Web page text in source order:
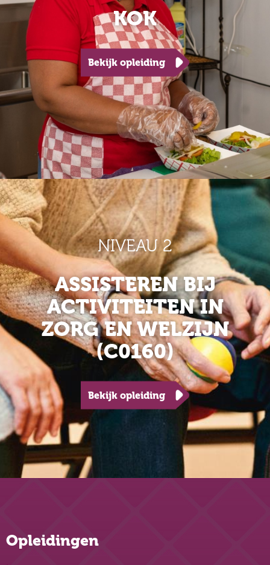
KOK
Bekijk opleiding
NIVEAU 2
ASSISTEREN BIJ
ACTIVITEITEN IN
ZORG EN WELZIJN
(C0160)
Bekijk opleiding
Opleidingen